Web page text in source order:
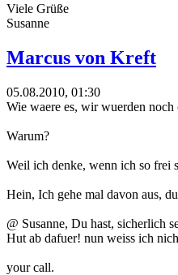
Viele Grüße
Susanne
Marcus von Kreft
05.08.2010, 01:30
Wie waere es, wir wuerden
Warum?
Weil ich denke, wenn ich so frei
Hein, Ich gehe mal davon aus,
@ Susanne, Du hast, sicherlich
Hut ab dafuer! nun weiss ich
your call.